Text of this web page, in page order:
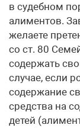
в судебном
алиментов.
желаете
со ст. 80
содержать
случае, если
содержание
средства на
детей